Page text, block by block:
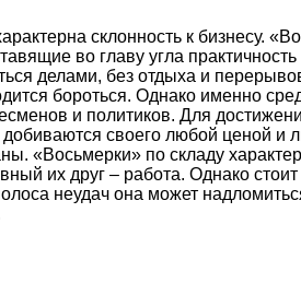
склонность к бизнесу.
во главу угла
делами, без отдыха и
бороться. Однако именно
и политиков. Для
своего любой ценой
«Восьмерки» по складу
их друг – работа. Однако
неудач она может